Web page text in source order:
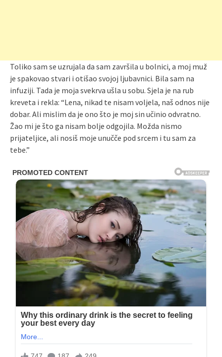
Toliko sam se uzrujala da sam završila u bolnici, a moj muž
je spakovao stvari i otišao svojoj ljubavnici. Bila sam na
infuziji. Tada je moja svekrva ušla u sobu. Sjela je na rub
kreveta i rekla: “Lena, nikad te nisam voljela, naš odnos nije
dobar. Ali mislim da je ono što je moj sin učinio odvratno.
Žao mi je što ga nisam bolje odgojila. Možda nismo
prijateljice, ali nosiš moje unučče pod srcem i tu sam za
tebe.”